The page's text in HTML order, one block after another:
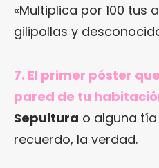
«Multiplica por 100 tus
gilipollas y
7. El primer póster
pared de tu
Sepultura o alguna
recuerdo, la verdad.